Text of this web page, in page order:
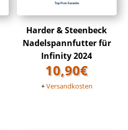
Harder & Steenbeck
Nadelspannfutter für
Infinity 2024
10,90€
+Versandkosten